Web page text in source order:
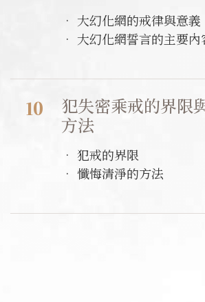
• 大幻化網的戒律與意義
• 大幻化網誓言的主要內
10
犯失密乘戒的界限
方法
• 犯戒的界限
• 懺悔清淨的方法